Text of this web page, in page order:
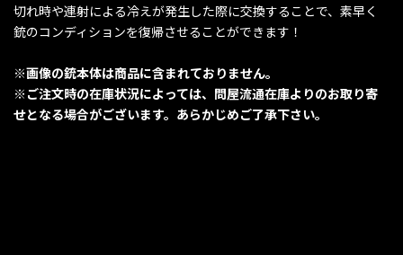
切れ時や連射による冷えが発生した際に交換することで、素早く
銃のコンディションを復帰させることができます！
※画像の銃本体は商品に含まれておりません。
※ご注文時の在庫状況によっては、問屋流通在庫よりのお取り寄
せとなる場合がございます。あらかじめご了承下さい。